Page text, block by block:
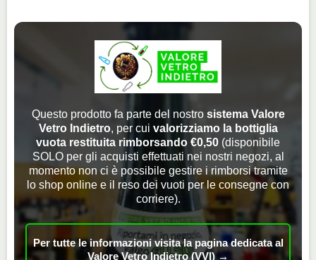
Questo prodotto fa parte del nostro sistema Valore
Vetro Indietro, per cui valorizziamo la bottiglia
vuota restituita rimborsando €0,50 (disponibile
SOLO per gli acquisti effettuati nei nostri negozi, al
momento non ci è possibile gestire i rimborsi tramite
lo shop online e il reso dei vuoti per le consegne con
corriere).
Per tutte le informazioni visita la pagina dedicata al
Valore Vetro Indietro (VVI) →